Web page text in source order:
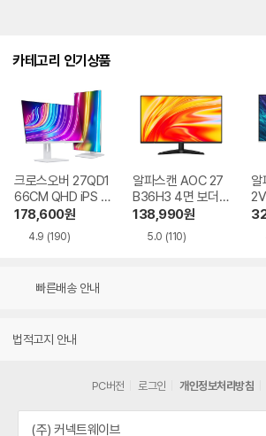
카테고리 인기상품
크로스오버 27QD1
66CM QHD iPS U
SB-C 화이트 Ai 멀
티스탠드
178,600원
4.9 (190)
알파스캔 AOC 27
B36H3 4면 보더리
스 IPS 120 시력보
호 무결점
138,990원
5.0 (110)
알
싱
빠른배송 안내
법적고지 안내
PC버전 로그인 개인정보처리방침
(주) 커넥트웨이브